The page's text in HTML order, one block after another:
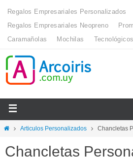
Regalos Empresariales Personalizados
Regalos Empresariales Neopreno
Caramañolas
Mochilas Tecnológicos
Articulos Personalizados Chancletas
Chancletas